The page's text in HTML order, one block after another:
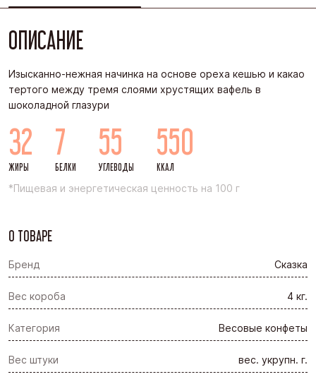
ОПИСАНИЕ
Изысканно-нежная начинка на основе ореха кешью и какао
тертого между тремя слоями хрустящих вафель в
шоколадной глазури
32
ЖИРЫ
7
БЕЛКИ
55
УГЛЕВОДЫ
550
ККАЛ
*Пищевая и энергетическая ценность на 100 г
О ТОВАРЕ
Бренд Сказка
Вес короба 4 кг.
Категория Весовые конфеты
Вес штуки вес. укрупн. г.